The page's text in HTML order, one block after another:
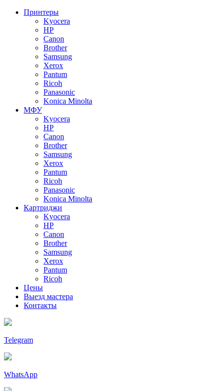
Принтеры
Kyocera
HP
Canon
Brother
Samsung
Xerox
Pantum
Ricoh
Panasonic
Konica Minolta
МФУ
Kyocera
HP
Canon
Brother
Samsung
Xerox
Pantum
Ricoh
Panasonic
Konica Minolta
Картриджи
Kyocera
HP
Canon
Brother
Samsung
Xerox
Pantum
Ricoh
Цены
Выезд мастера
Контакты
Telegram
WhatsApp